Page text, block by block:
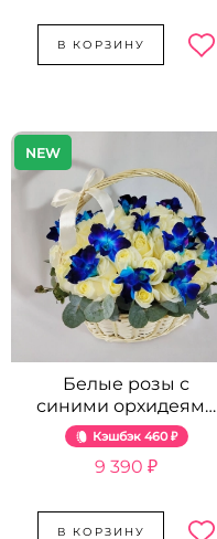
В КОРЗИНУ
NEW
Белые розы с
синими орхидеями
в корзине - 35 шт.
Кэшбэк 460 ₽
9 390 ₽
В КОРЗИНУ